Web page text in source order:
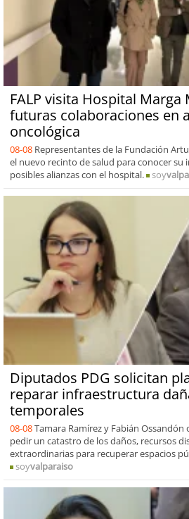
FALP visita Hospital Marga
futuras colaboraciones en
oncológica
08-08 Representantes de la Fundación
el nuevo recinto de salud para conocer su
posibles alianzas con el hospital.
soy
Diputados PDG solicitan
reparar infraestructura
temporales
08-08Tamara Ramírez y Fabián
pedir un catastro de los daños, recursos
extraordinarias para recuperar espacios
soyvalparaiso